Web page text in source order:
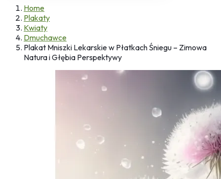
Home
Plakaty
Kwiaty
Dmuchawce
Plakat Mniszki Lekarskie w Płatkach Śniegu – Zimowa
Natura i Głębia Perspektywy